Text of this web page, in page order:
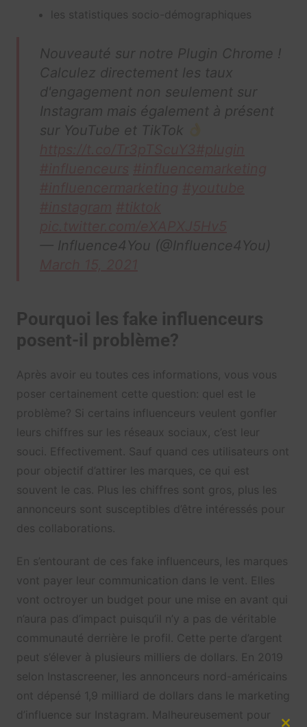
les statistiques socio-démographiques
Nouveauté sur notre Plugin Chrome !
Calculez directement les taux
d'engagement non seulement sur
Instagram mais également à présent
sur YouTube et TikTok
— Influence4You (@Influence4You)
Pourquoi les fake influenceurs
posent-il problème?
Après avoir eu toutes ces informations, vous vous
poser certainement cette question: quel est le
problème? Si certains influenceurs veulent gonfler
leurs chiffres sur les réseaux sociaux, c’est leur
souci. Effectivement. Sauf quand ces utilisateurs ont
pour objectif d’attirer les marques, ce qui est
souvent le cas. Plus les chiffres sont gros, plus les
annonceurs sont susceptibles d’être intéressés pour
des collaborations.
En s’entourant de ces fake influenceurs, les marques
vont payer leur communication dans le vent. Elles
vont octroyer un budget pour une mise en avant qui
n’aura pas d’impact puisqu’il n’y a pas de véritable
communauté derrière le profil. Cette perte d’argent
peut s’élever à plusieurs milliers de dollars. En 2019
selon Instascreener, les annonceurs nord-américains
ont dépensé 1,9 milliard de dollars dans le marketing
d’influence sur Instagram. Malheureusement pour